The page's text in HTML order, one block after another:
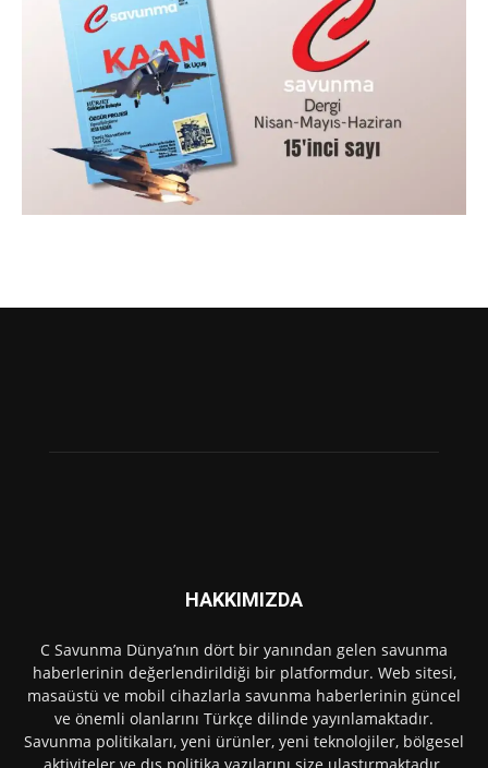
HAKKIMIZDA
C Savunma Dünya’nın dört bir yanından gelen savunma
haberlerinin değerlendirildiği bir platformdur. Web sitesi,
masaüstü ve mobil cihazlarla savunma haberlerinin güncel
ve önemli olanlarını Türkçe dilinde yayınlamaktadır.
Savunma politikaları, yeni ürünler, yeni teknolojiler, bölgesel